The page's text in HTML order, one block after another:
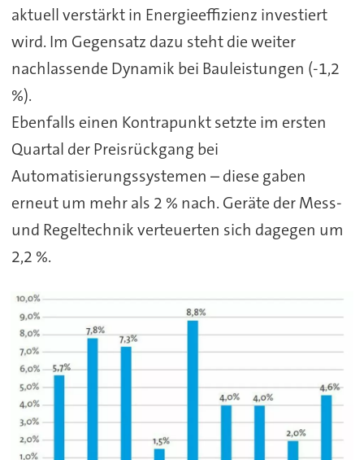
aktuell verstärkt in Energieeffizienz investiert
wird. Im Gegensatz dazu steht die weiter
nachlassende Dynamik bei Bauleistungen (-1,2
%).
Ebenfalls einen Kontrapunkt setzte im ersten
Quartal der Preisrückgang bei
Automatisierungssystemen – diese gaben
erneut um mehr als 2 % nach. Geräte der Mess-
und Regeltechnik verteuerten sich dagegen um
2,2 %.